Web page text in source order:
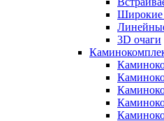
Широкие
3D очаги